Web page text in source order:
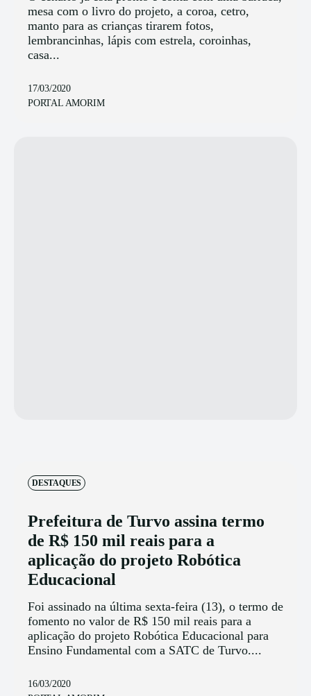
mesa com o livro do projeto, a coroa, cetro,
manto para as crianças tirarem fotos,
lembrancinhas, lápis com estrela, coroinhas,
casa...
17/03/2020
PORTAL AMORIM
DESTAQUES
Prefeitura de Turvo assina termo
de R$ 150 mil reais para a
aplicação do projeto Robótica
Educacional
Foi assinado na última sexta-feira (13), o termo de
fomento no valor de R$ 150 mil reais para a
aplicação do projeto Robótica Educacional para
Ensino Fundamental com a SATC de Turvo....
16/03/2020